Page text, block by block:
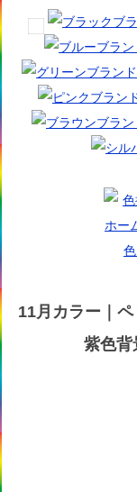
11月カラー｜
紫色背